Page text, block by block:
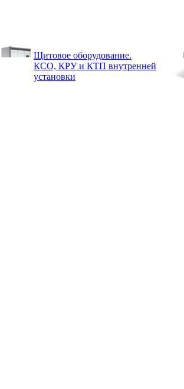
Щитовое оборудование.
КСО, КРУ и КТП внутренней
установки